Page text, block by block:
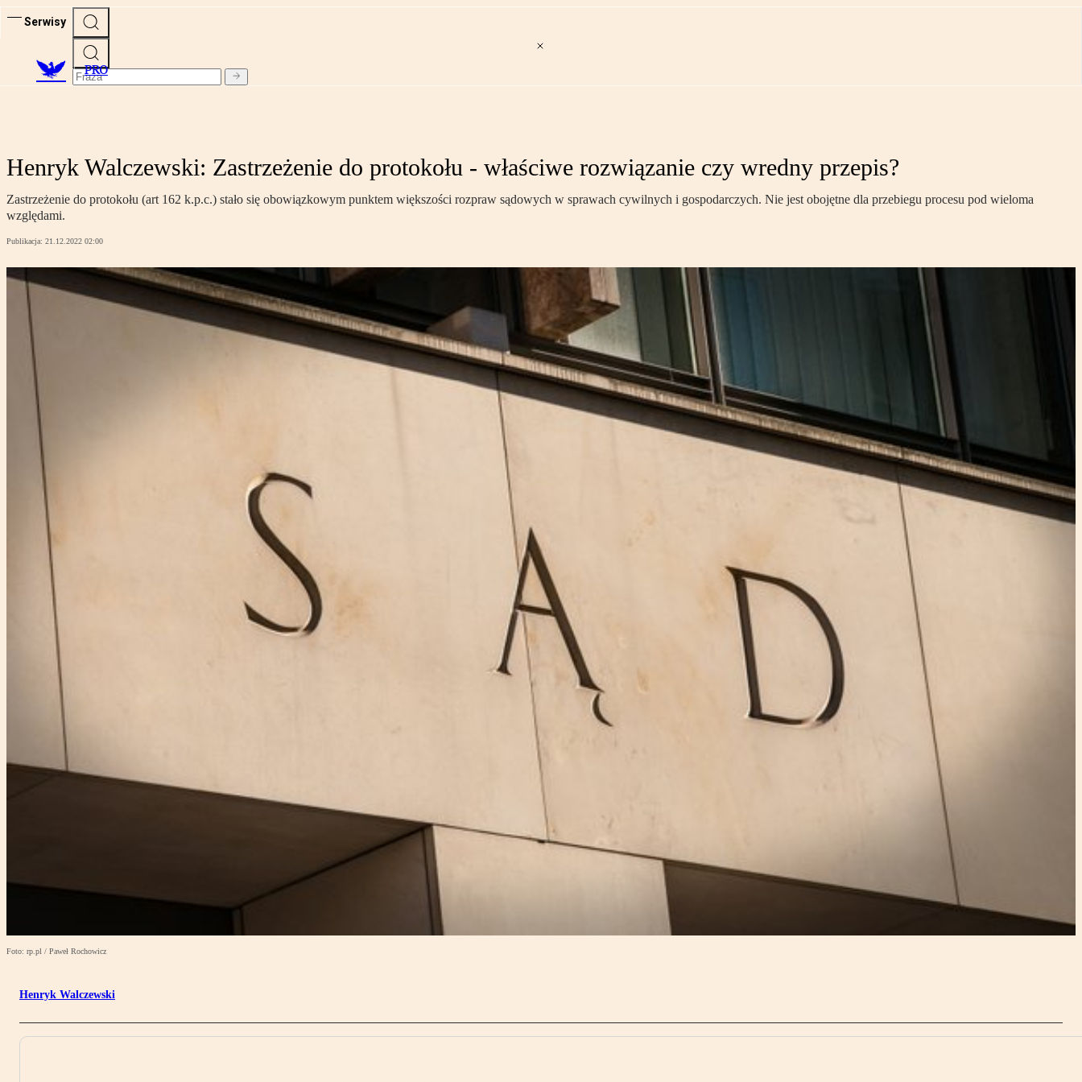
Serwisy
PRO
Henryk Walczewski: Zastrzeżenie do protokołu - właściwe rozwiązanie czy wredny przepis?
Zastrzeżenie do protokołu (art 162 k.p.c.) stało się obowiązkowym punktem większości rozpraw sądowych w sprawach cywilnych i gospodarczych. Nie jest obojętne dla przebiegu procesu pod wieloma
względami.
Publikacja: 21.12.2022 02:00
Foto: rp.pl / Paweł Rochowicz
Henryk Walczewski